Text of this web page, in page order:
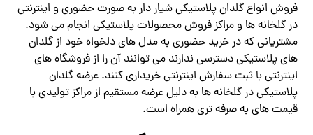
فروش انواع گلدان پلاستیکی شیار دار به صورت حضوری و اینترنتی
در گلخانه ها و مراکز فروش محصولات پلاستیکی انجام می شود.
مشتریانی که در خرید حضوری به مدل های دلخواه خود از گلدان
های پلاستیکی دسترسی ندارند می توانند آن را از فروشگاه های
اینترنتی با ثبت سفارش اینترنتی خریداری کنند. عرضه گلدان
پلاستیکی در گلخانه ها به دلیل عرضه مستقیم از مراکز تولیدی با
قیمت های به صرفه تری همراه است.